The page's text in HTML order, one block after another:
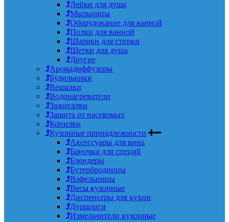
Лейки для душа
Мыльницы
Оборудование для ванной
Полки для ванной
Шарики для стирки
Щетки для душа
Другие
Аромадиффузоры
Будильники
Вешалки
Водонагреватели
Зажигалки
Защита от насекомых
Копилки
Кухонные принадлежности
Аксессуары для вина
Баночки для специй
Блендеры
Бутербродницы
Вафельницы
Весы кухонные
Диспенсеры для кухни
Дуршлаги
Измельчители кухонные